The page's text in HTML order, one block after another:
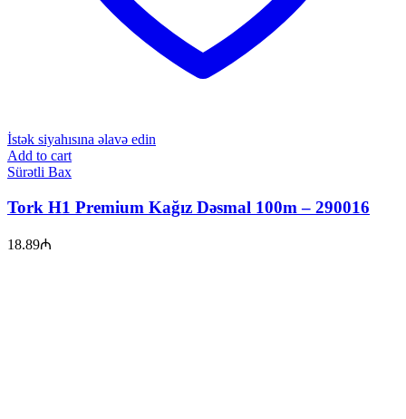
İstək siyahısına əlavə edin
Add to cart
Sürətli Bax
Tork H1 Premium Kağız Dəsmal 100m – 290016
18.89₼